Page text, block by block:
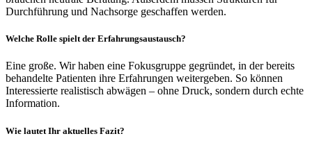
Durchführung und Nachsorge geschaffen werden.
Welche Rolle spielt der Erfahrungsaustausch?
Eine große. Wir haben eine Fokusgruppe gegründet, in der bereits
behandelte Patienten ihre Erfahrungen weitergeben. So können
Interessierte realistisch abwägen – ohne Druck, sondern durch echte
Information.
Wie lautet Ihr aktuelles Fazit?